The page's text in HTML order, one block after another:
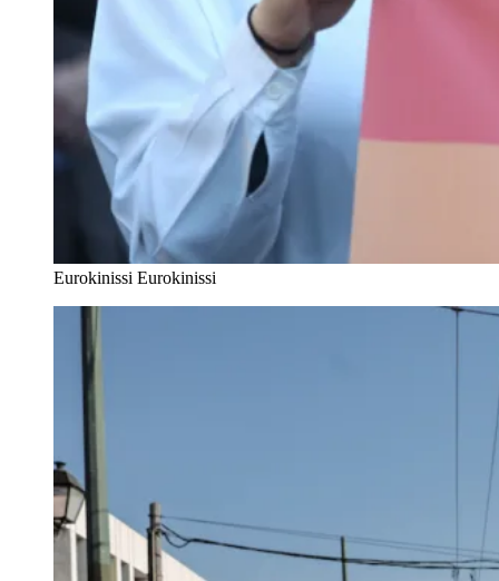
Eurokinissi Eurokinissi